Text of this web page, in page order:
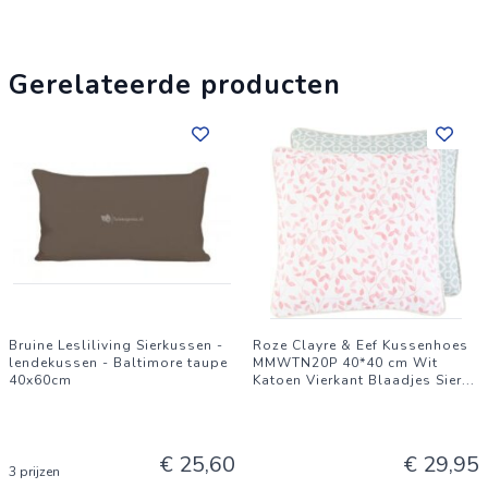
Gerelateerde producten
Bruine Lesliliving Sierkussen -
lendekussen - Baltimore taupe
40x60cm
3 prijzen € 25,60
Roze Clayre & Eef Kussenhoes
MMWTN20P 40*40 cm Wit
Katoen Vierkant Blaadjes Sier...
€ 29,95